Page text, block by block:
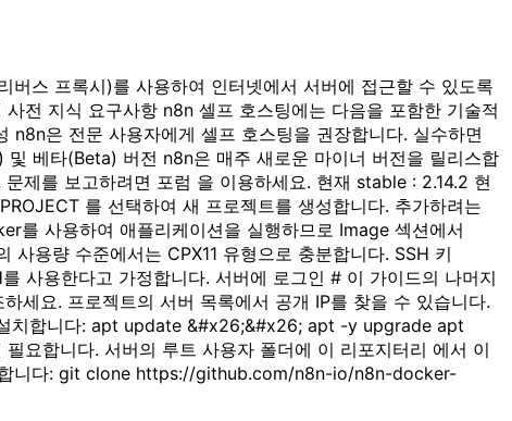
스 프록시)를 사용하여 인터넷에서 서버에 접근할 수 있도록
전 지식 요구사항 n8n 셀프 호스팅에는 다음을 포함한 기술적
은 전문 사용자에게 셀프 호스팅을 권장합니다. 실수하면
베타(Beta) 버전 n8n은 매주 새로운 마이너 버전을 릴리스합
제를 보고하려면 포럼 을 이용하세요. 현재 stable : 2.14.2 현
를 선택하여 새 프로젝트를 생성합니다. 추가하려는
를 사용하여 애플리케이션을 실행하므로 Image 섹션에서
용량 수준에서는 CPX11 유형으로 충분합니다. SSH 키
사용한다고 가정합니다. 서버에 로그인 # 이 가이드의 나머지
세요. 프로젝트의 서버 목록에서 공개 IP를 찾을 수 있습니다.
치합니다: apt update &#x26;&#x26; apt -y upgrade apt
합니다. 서버의 루트 사용자 폴더에 이 리포지터리 에서 이
합니다: git clone https://github.com/n8n-io/n8n-docker-